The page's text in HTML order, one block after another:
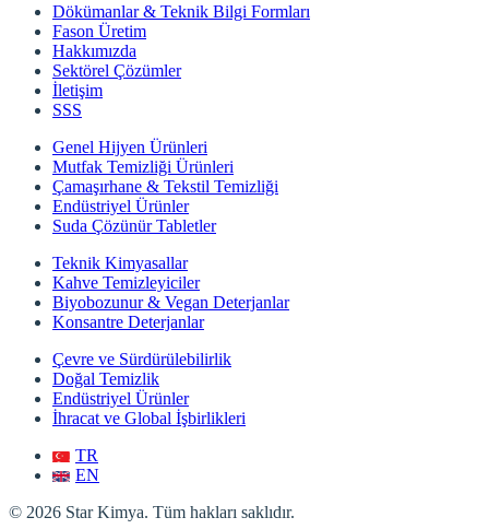
Dökümanlar & Teknik Bilgi Formları
Fason Üretim
Hakkımızda
Sektörel Çözümler
İletişim
SSS
Genel Hijyen Ürünleri
Mutfak Temizliği Ürünleri
Çamaşırhane & Tekstil Temizliği
Endüstriyel Ürünler
Suda Çözünür Tabletler
Teknik Kimyasallar
Kahve Temizleyiciler
Biyobozunur & Vegan Deterjanlar
Konsantre Deterjanlar
Çevre ve Sürdürülebilirlik
Doğal Temizlik
Endüstriyel Ürünler
İhracat ve Global İşbirlikleri
TR
EN
© 2026 Star Kimya. Tüm hakları saklıdır.